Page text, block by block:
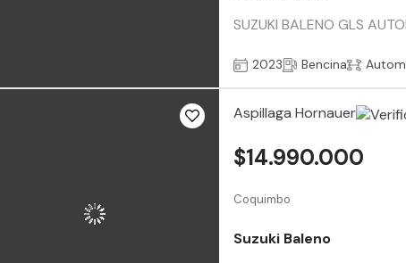
SUZUKI BALENO GLS
2023 Bencina
Aspillaga Hornauer
Coquimbo
Suzuki Baleno
$14.990.000